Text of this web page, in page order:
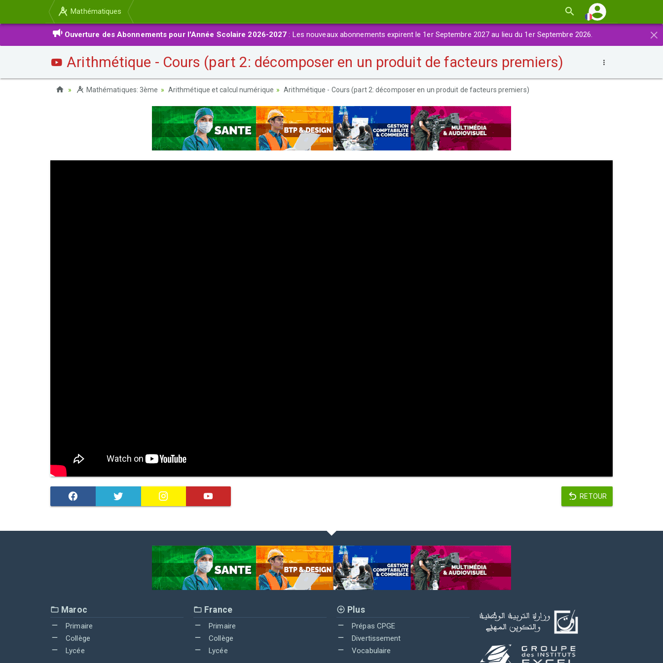
Mathématiques
×
Ouverture des Abonnements pour l'Année Scolaire 2026-2027 : Les nouveaux abonnements expirent le 1er Septembre 2027 au lieu du 1er Septembre 2026.
Arithmétique - Cours (part 2: décomposer en un produit de facteurs premiers)
Mathématiques: 3ème Arithmétique et calcul numérique Arithmétique - Cours (part 2: décomposer en un produit de facteurs premiers)
RETOUR
Maroc
Primaire
Collège
Lycée
France
Primaire
Collège
Lycée
Plus
Prépas CPGE
Divertissement
Vocabulaire